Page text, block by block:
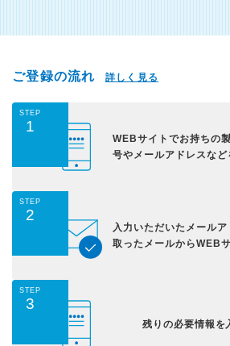
ご登録の流れ 詳しく見る
STEP
1
WEBサイトでお持ちの
号やメールアドレスなど
STEP
2
入力いただいた メール
取ったメールからWEB
STEP
3
残りの必要情報を